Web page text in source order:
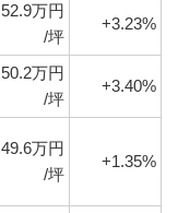
52.9万円
/坪
+3.23%
50.2万円
/坪
+3.40%
49.6万円
/坪
+1.35%